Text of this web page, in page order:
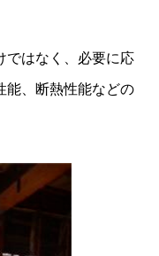
ではなく、必要に応
能、断熱性能などの